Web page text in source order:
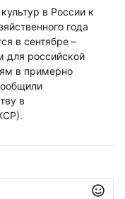
в России к
года
в сентябре –
для российской
в примерно
в